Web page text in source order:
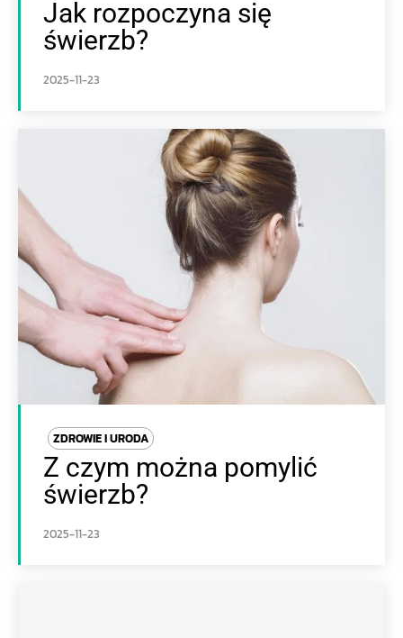
Jak rozpoczyna się
świerzb?
2025-11-23
ZDROWIE I URODA
Z czym można pomylić
świerzb?
2025-11-23